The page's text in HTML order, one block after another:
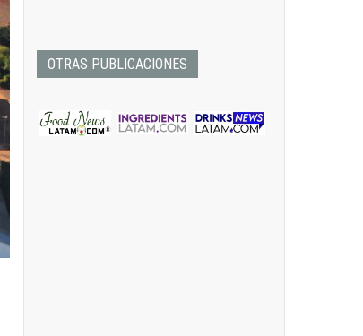
OTRAS PUBLICACIONES